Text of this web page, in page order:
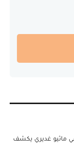
ماثيو غديري يكشف